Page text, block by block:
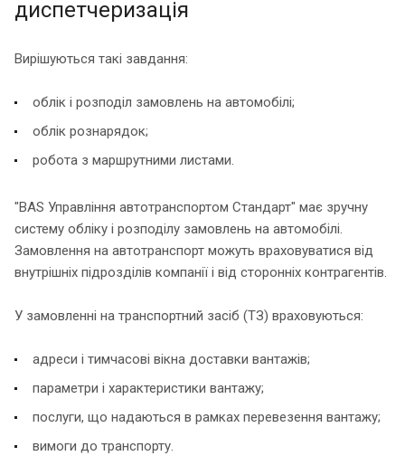
диспетчеризація
Вирішуються такі завдання:
облік і розподіл замовлень на автомобілі;
облік рознарядок;
робота з маршрутними листами.
"BAS Управління автотранспортом Стандарт" має зручну
систему обліку і розподілу замовлень на автомобілі.
Замовлення на автотранспорт можуть враховуватися від
внутрішніх підрозділів компанії і від сторонніх контрагентів.
У замовленні на транспортний засіб (ТЗ) враховуються:
адреси і тимчасові вікна доставки вантажів;
параметри і характеристики вантажу;
послуги, що надаються в рамках перевезення вантажу;
вимоги до транспорту.